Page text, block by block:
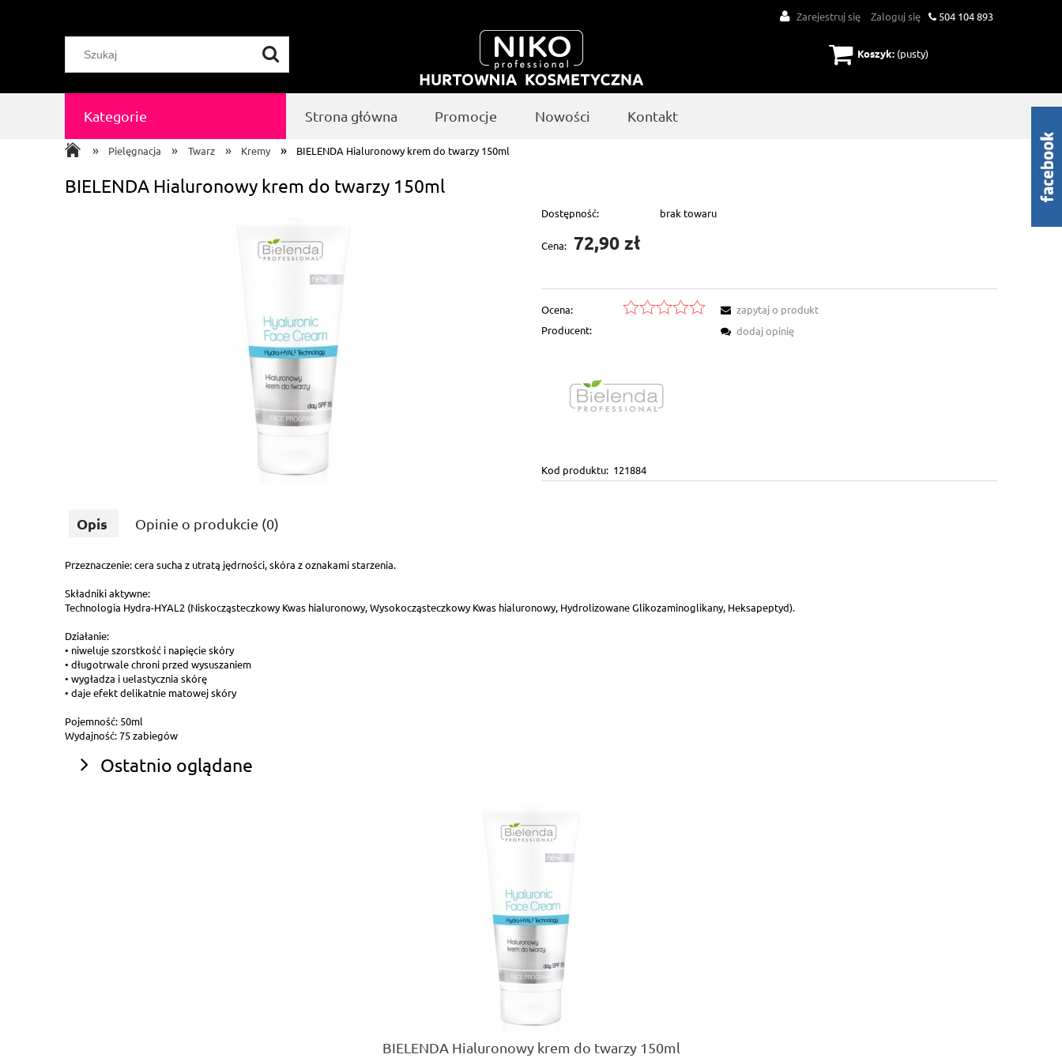
504 104 893
Zarejestruj się Zaloguj się
Koszyk: (pusty)
Kategorie Strona główna Promocje Nowości Kontakt
» Pielęgnacja » Twarz » Kremy » BIELENDA Hialuronowy krem do twarzy 150ml
BIELENDA Hialuronowy krem do twarzy 150ml
Dostępność: brak towaru
Cena: 72,90 zł
Ocena:
Producent:
Kod produktu: 121884
zapytaj o produkt
dodaj opinię
Opis Opinie o produkcie (0)
Przeznaczenie: cera sucha z utratą jędrności, skóra z oznakami starzenia.
Składniki aktywne:
Technologia Hydra-HYAL2 (Niskocząsteczkowy Kwas hialuronowy, Wysokocząsteczkowy Kwas hialuronowy, Hydrolizowane Glikozaminoglikany, Heksapeptyd).
Działanie:
• niweluje szorstkość i napięcie skóry
• długotrwale chroni przed wysuszaniem
• wygładza i uelastycznia skórę
• daje efekt delikatnie matowej skóry
Pojemność: 50ml
Wydajność: 75 zabiegów
Ostatnio oglądane
BIELENDA Hialuronowy krem do twarzy 150ml